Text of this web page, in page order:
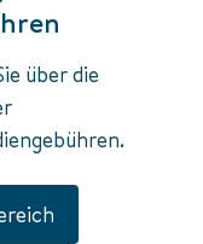
über die